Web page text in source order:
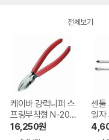
전체보기
케이바 강력니퍼 스
프링부착형 N-206
S
16,250원
센툴
일자
-
mm)